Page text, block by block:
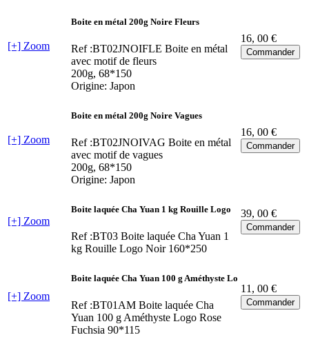
[+] Zoom
Boite en métal 200g Noire Fleurs
Ref :BT02JNOIFLE Boite en métal
avec motif de fleurs
200g, 68*150
Origine: Japon
16, 00 €
[+] Zoom
Boite en métal 200g Noire Vagues
Ref :BT02JNOIVAG Boite en métal
avec motif de vagues
200g, 68*150
Origine: Japon
16, 00 €
[+] Zoom
Boite laquée Cha Yuan 1 kg Rouille Logo
Ref :BT03 Boite laquée Cha Yuan 1
kg Rouille Logo Noir 160*250
39, 00 €
[+] Zoom
Boite laquée Cha Yuan 100 g Améthyste Lo
Ref :BT01AM Boite laquée Cha
Yuan 100 g Améthyste Logo Rose
Fuchsia 90*115
11, 00 €